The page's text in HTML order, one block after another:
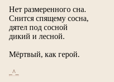
Нет размеренного сна.
Снится спящему сосна,
дятел под сосной
дикий и лесной.
Мёртвый, как герой.
_^_